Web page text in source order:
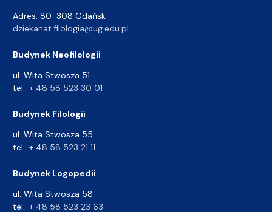
Adres: 80-308 Gdańsk
dziekanat.filologia@ug.edu.pl
Budynek Neofilologii
ul. Wita Stwosza 51
tel.: + 48 58 523 30 01
Budynek Filologii
ul. Wita Stwosza 55
tel.: + 48 58 523 21 11
Budynek Logopedii
ul. Wita Stwosza 58
tel.: + 48 58 523 23 63